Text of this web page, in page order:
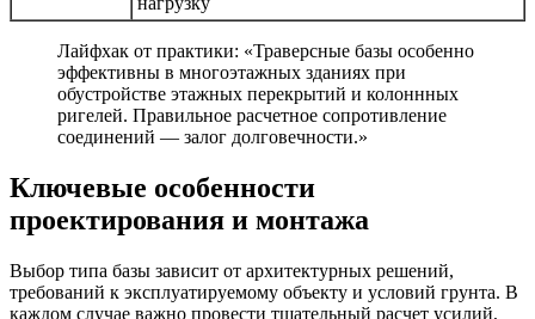
Лайфхак от практики: «Траверсные базы особенно
эффективны в многоэтажных зданиях при
обустройстве этажных перекрытий и колоннных
ригелей. Правильное расчетное сопротивление
соединений — залог долговечности.»
Ключевые особенности
проектирования и монтажа
Выбор типа базы зависит от архитектурных решений,
требований к эксплуатируемому объекту и условий грунта. В
каждом случае важно провести тщательный расчет усилий,